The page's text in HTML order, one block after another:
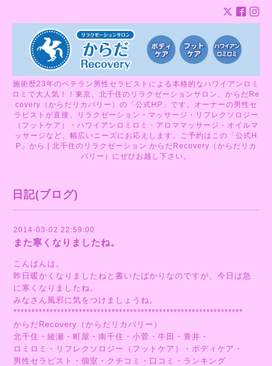
施術歴23年のベテラン男性セラピストによる本格的なハワイアンロミ
ロミで大人気！！東京、北千住のリラクゼーションサロン、からだRe
covery（からだリカバリー）の「公式HP」です。オーナーの男性セ
ラピストが直接、リラクゼーション・マッサージ・リフレクソロジー
（フットケア）・ハワイアンロミロミ・アロママッサージ・オイルマ
ッサージなど、幅広いニーズにお応えします。ご予約はこの「公式H
P」から | 北千住のリラクゼーション からだRecovery（からだリカ
バリー）にぜひお越し下さい。
日記(ブログ)
2014-03-02 22:59:00
また寒くなりましたね。
こんばんは。
昨日暖かくなりましたねと書いたばかりなのですが、今日は急
に寒くなりましたね。
みなさん風邪に気をつけましょうね。
***************************************************************
からだRecovery（からだリカバリー）
北千住・綾瀬・町屋・南千住・小菅・牛田・青井・
ロミロミ・リフレクソロジー（フットケア）・ボディケア・
男性セラピスト・個室・クチコミ・口コミ・ランキング